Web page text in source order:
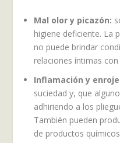
Mal olor y picazón:
higiene deficiente. La
no puede brindar
relaciones íntimas
Inflamación y
suciedad y, que
adhiriendo a los
También pueden
de productos